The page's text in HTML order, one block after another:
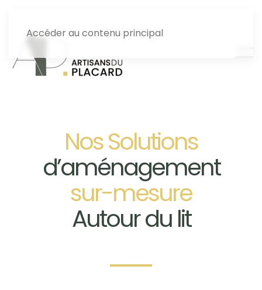
Accéder au contenu principal
Nos Solutions
d’aménagement
sur-mesure
Autour du lit